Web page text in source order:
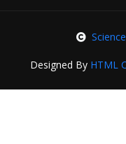
Designed By HTML